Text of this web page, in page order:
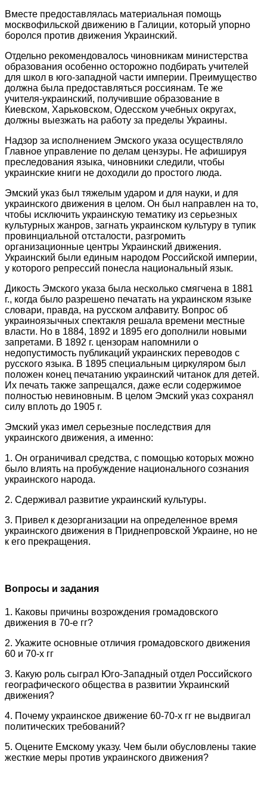
Вместе предоставлялась материальная помощь
москвофильской движению в Галиции, который упорно
боролся против движения Украинский.
Отдельно рекомендовалось чиновникам министерства
образования особенно осторожно подбирать учителей
для школ в юго-западной части империи. Преимущество
должна была предоставляться россиянам. Те же
учителя-украинский, получившие образование в
Киевском, Харьковском, Одесском учебных округах,
должны выезжать на работу за пределы Украины.
Надзор за исполнением Эмского указа осуществляло
Главное управление по делам цензуры. Не афишируя
преследования языка, чиновники следили, чтобы
украинские книги не доходили до простого люда.
Эмский указ был тяжелым ударом и для науки, и для
украинского движения в целом. Он был направлен на то,
чтобы исключить украинскую тематику из серьезных
культурных жанров, загнать украинском культуру в тупик
провинциальной отсталости, разгромить
организационные центры Украинский движения.
Украинский были единым народом Российской империи,
у которого репрессий понесла национальный язык.
Дикость Эмского указа была несколько смягчена в 1881
г., когда было разрешено печатать на украинском языке
словари, правда, на русском алфавиту. Вопрос об
украиноязычных спектакля решала времени местные
власти. Но в 1884, 1892 и 1895 его дополнили новыми
запретами. В 1892 г. цензорам напомнили о
недопустимость публикаций украинских переводов с
русского языка. В 1895 специальным циркуляром был
положен конец печатанию украинский читанок для детей.
Их печать также запрещался, даже если содержимое
полностью невиновным. В целом Эмский указ сохранял
силу вплоть до 1905 г.
Эмский указ имел серьезные последствия для
украинского движения, а именно:
1. Он ограничивал средства, с помощью которых можно
было влиять на пробуждение национального сознания
украинского народа.
2. Сдерживал развитие украинский культуры.
3. Привел к дезорганизации на определенное время
украинского движения в Приднепровской Украине, но не
к его прекращения.
Вопросы и задания
1. Каковы причины возрождения громадовского
движения в 70-е гг?
2. Укажите основные отличия громадовского движения
60 и 70-х гг
3. Какую роль сыграл Юго-Западный отдел Российского
географического общества в развитии Украинский
движения?
4. Почему украинское движение 60-70-х гг не выдвигал
политических требований?
5. Оцените Емскому указу. Чем были обусловлены такие
жесткие меры против украинского движения?